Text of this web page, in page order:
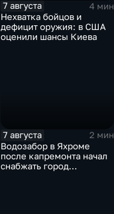
7 августа
4 мин
Нехватка бойцов и
дефицит оружия: в США
оценили шансы Киева
7 августа
2 мин
Водозабор в Яхроме
после капремонта начал
снабжать город